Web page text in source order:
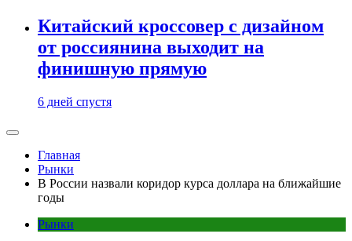
Китайский кроссовер с дизайном
от россиянина выходит на
финишную прямую
6 дней спустя
Главная
Рынки
В России назвали коридор курса доллара на ближайшие
годы
Рынки